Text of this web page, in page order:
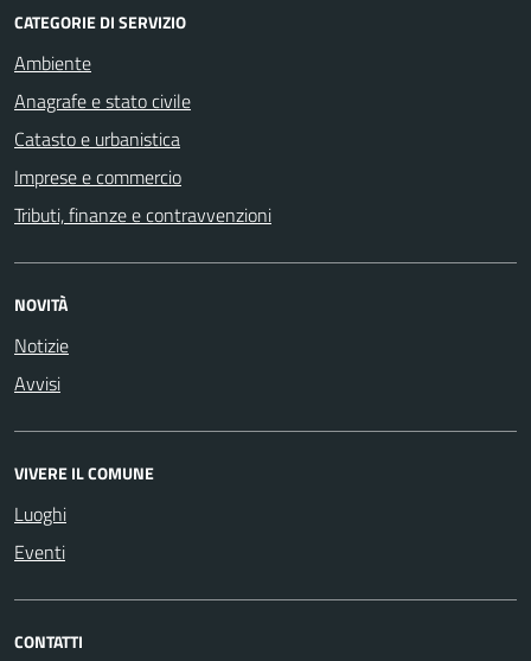
CATEGORIE DI SERVIZIO
Ambiente
Anagrafe e stato civile
Catasto e urbanistica
Imprese e commercio
Tributi, finanze e contravvenzioni
NOVITÀ
Notizie
Avvisi
VIVERE IL COMUNE
Luoghi
Eventi
CONTATTI